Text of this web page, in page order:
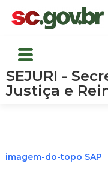
SEJURI -
Justiça e
imagem-do-topo SAP